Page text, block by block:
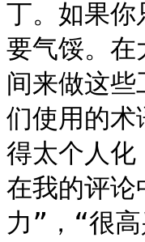
丁。如果你
要气馁。在
间来做这
们使用的术
得太个人化
在我的评论
力”，“很